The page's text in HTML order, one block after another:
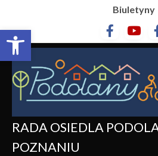
Otwórz pasek
Biuletyny
RADA OSIEDLA
POZNANIU